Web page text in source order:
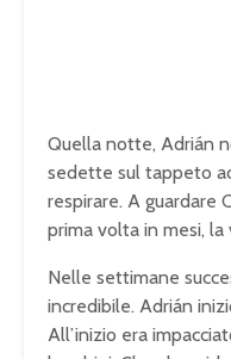
Quella notte, Adrián
sedette sul tappeto
respirare. A guardare
prima volta in mesi,
Nelle settimane
incredibile. Adrián
All’inizio era